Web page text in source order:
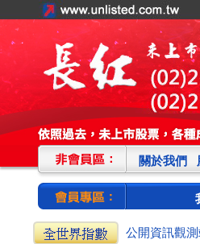
關於我們
公開資訊觀